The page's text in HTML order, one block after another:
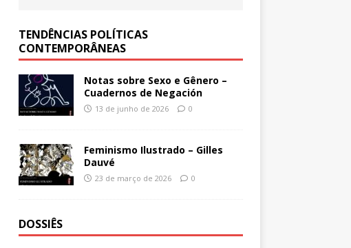
TENDÊNCIAS POLÍTICAS
CONTEMPORÂNEAS
Notas sobre Sexo e Gênero –
Cuadernos de Negación
13 de junho de 2026 0
Feminismo Ilustrado – Gilles
Dauvé
23 de março de 2026 0
DOSSIÊS